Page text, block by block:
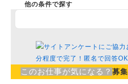
他の条件で探す
このお仕事が気になる？ 募